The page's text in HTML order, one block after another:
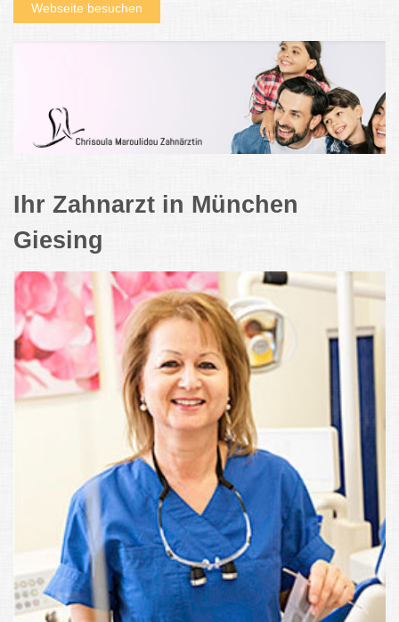
Webseite besuchen
Ihr Zahnarzt in München
Giesing